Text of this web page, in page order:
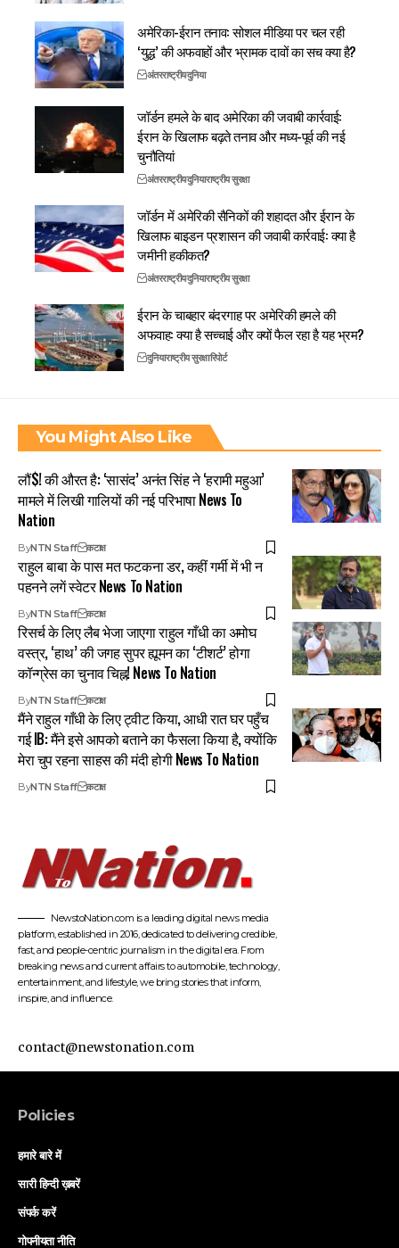
अमेरिका-ईरान तनाव: सोशल मीडिया पर चल रही
‘युद्ध’ की अफवाहों और भ्रामक दावों का सच क्या है?
अंतरराष्ट्रीयदुनिया
जॉर्डन हमले के बाद अमेरिका की जवाबी कार्रवाई:
ईरान के खिलाफ बढ़ते तनाव और मध्य-पूर्व की नई
चुनौतियां
अंतरराष्ट्रीयदुनियाराष्ट्रीय सुरक्षा
जॉर्डन में अमेरिकी सैनिकों की शहादत और ईरान के
खिलाफ बाइडन प्रशासन की जवाबी कार्रवाई: क्या है
जमीनी हकीकत?
अंतरराष्ट्रीयदुनियाराष्ट्रीय सुरक्षा
ईरान के चाबहार बंदरगाह पर अमेरिकी हमले की
अफवाह: क्या है सच्चाई और क्यों फैल रहा है यह भ्रम?
दुनियाराष्ट्रीय सुरक्षारिपोर्ट
You Might Also Like
लौं$! की औरत है: ‘सासंद’ अनंत सिंह ने ‘हरामी महुआ’
मामले में लिखी गालियों की नई परिभाषा News To
Nation
ByNTN Staff कटाक्ष
राहुल बाबा के पास मत फटकना डर, कहीं गर्मी में भी न
पहनने लगें स्वेटर News To Nation
ByNTN Staff कटाक्ष
रिसर्च के लिए लैब भेजा जाएगा राहुल गाँधी का अमोघ
वस्त्र, ‘हाथ’ की जगह सुपर ह्यूमन का ‘टीशर्ट’ होगा
कॉन्ग्रेस का चुनाव चिह्न! News To Nation
ByNTN Staff कटाक्ष
मैंने राहुल गाँधी के लिए ट्वीट किया, आधी रात घर पहुँच
गई IB: मैंने इसे आपको बताने का फैसला किया है, क्योंकि
मेरा चुप रहना साहस की मंदी होगी News To Nation
ByNTN Staff कटाक्ष
NewstoNation.com is a leading digital news media
platform, established in 2016, dedicated to delivering credible,
fast, and people-centric journalism in the digital era. From
breaking news and current affairs to automobile, technology,
entertainment, and lifestyle, we bring stories that inform,
inspire, and influence.
contact@newstonation.com
Policies
हमारे बारे में
सारी हिन्दी ख़बरें
संपर्क करें
गोपनीयता नीति